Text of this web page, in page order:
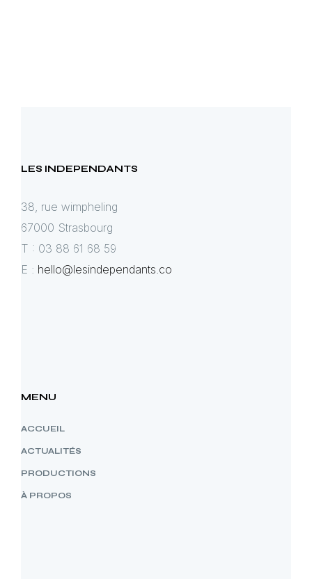
LES INDEPENDANTS
38, rue wimpheling
67000 Strasbourg
T : 03 88 61 68 59
E : hello@lesindependants.co
MENU
ACCUEIL
ACTUALITÉS
PRODUCTIONS
À PROPOS